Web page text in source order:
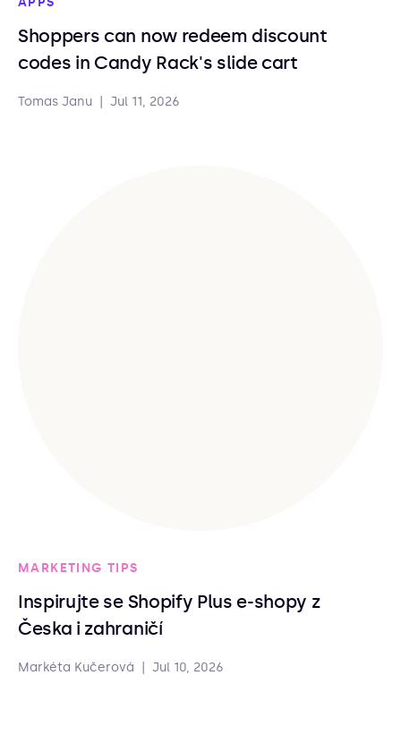
Shoppers can now redeem discount
codes in Candy Rack's slide cart
Tomas Janu Jul 11, 2026
MARKETING TIPS
Inspirujte se Shopify Plus e-shopy z
Česka i zahraničí
Markéta Kučerová Jul 10, 2026